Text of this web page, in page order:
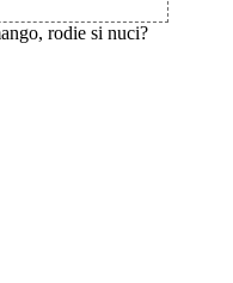
rodie si nuci?